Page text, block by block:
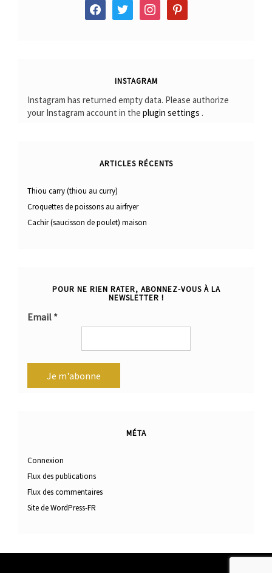
facebook twitter instagram pinterest
INSTAGRAM
Instagram has returned empty data. Please authorize
your Instagram account in the plugin settings .
ARTICLES RÉCENTS
Thiou carry (thiou au curry)
Croquettes de poissons au airfryer
Cachir (saucisson de poulet) maison
POUR NE RIEN RATER, ABONNEZ-VOUS À LA
NEWSLETTER !
Email *
MÉTA
Connexion
Flux des publications
Flux des commentaires
Site de WordPress-FR